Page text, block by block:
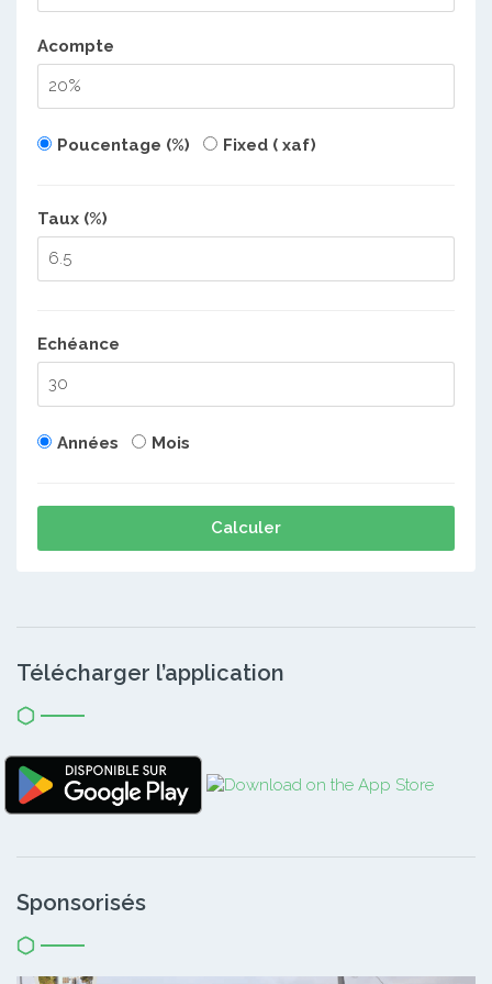
Acompte
Poucentage (%) Fixed ( xaf)
Taux (%)
Echéance
Années Mois
Calculer
Télécharger l’application
Sponsorisés